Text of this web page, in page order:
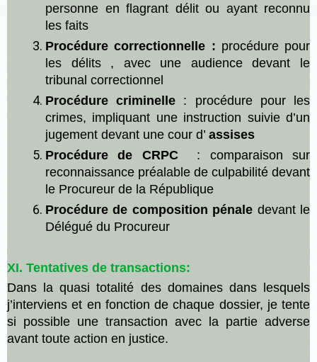
personne en flagrant délit ou ayant reconnu
les faits
Procédurecorrectionnelle : procédure pour
les délits , avec une audience devant le
tribunal correctionnel
Procédurecriminelle : procédure pour les
crimes, impliquant une instruction suivie d’un
jugement devant une cour d’ assises
Procédure de CRPC: comparaison sur
reconnaissance préalable de culpabilité devant
le Procureur de la République
Procédure de composition pénale devant le
Délégué du Procureur
XI. Tentatives de transactions:
Dans la quasi totalité des domaines dans lesquels
j’interviens et en fonction de chaque dossier, je tente
si possible une transaction avec la partie adverse
avant toute action en justice.